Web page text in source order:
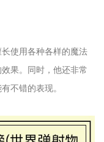
使用各种各样的魔法
果。同时，他还非常
不错的表现。